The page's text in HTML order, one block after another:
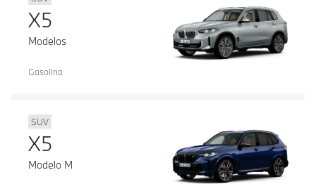
X5
Modelos
Gasolina
SUV
X5
Modelo M